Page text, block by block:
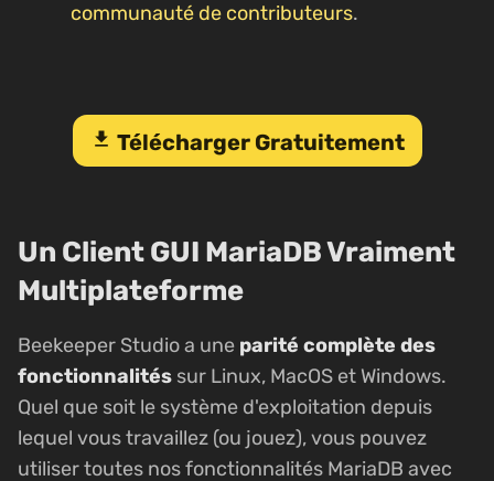
communauté de contributeurs.
download Télécharger Gratuitement
Un Client GUI MariaDB Vraiment
Multiplateforme
Beekeeper Studio a une parité complète des
fonctionnalités sur Linux, MacOS et Windows.
Quel que soit le système d'exploitation depuis
lequel vous travaillez (ou jouez), vous pouvez
utiliser toutes nos fonctionnalités MariaDB avec